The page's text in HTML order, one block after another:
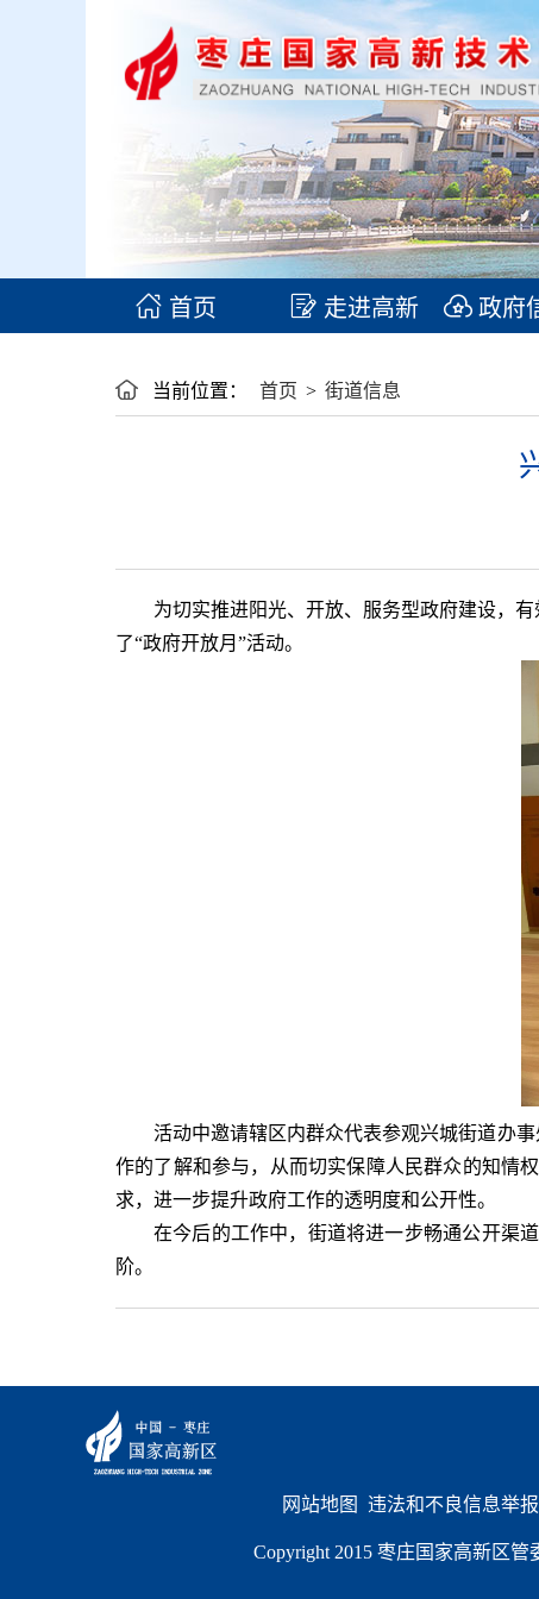
首页 走进高新 政府
当前位置： 首页 > 街道信息
为切实推进阳光、开放、服务型政府建设，
了“政府开放月 ”活动。
活动中邀请辖区内群众代表参观兴城街道办事
作的了解和参与，从而切实保障人民群众的知情
求，进一步提升政府工作的透明度和公开性。
在今后的工作中，街道将进一步畅通公开渠
阶。
网站地图
违法和不良信息举
Copyright 2015 枣庄国家高新区管